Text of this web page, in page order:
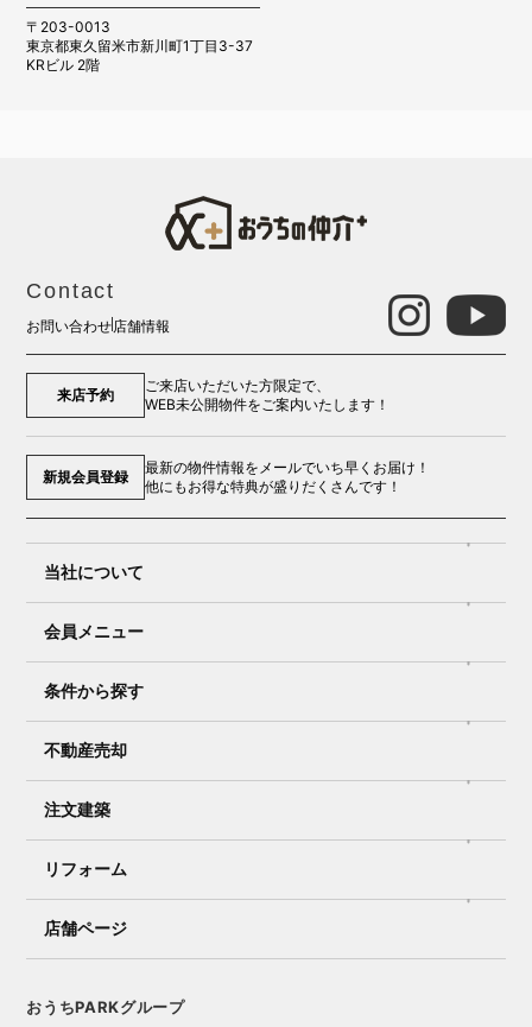
〒203-0013
東京都東久留米市新川町1丁目3-37
KRビル 2階
Contact
お問い合わせ店舗情報
来店予約
ご来店いただいた方限定で、
WEB未公開物件をご案内いたします！
新規会員登録
最新の物件情報をメールでいち早くお届け！
他にもお得な特典が盛りだくさんです！
当社について
会員メニュー
条件から探す
不動産売却
注文建築
リフォーム
店舗ページ
おうちPARKグループ